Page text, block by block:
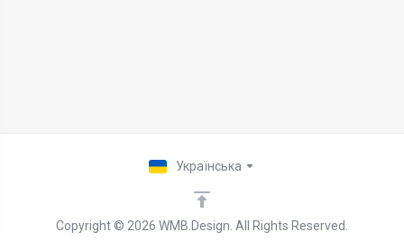
Copyright © 2026 WMB.Design. All Rights Reserved.
Українська